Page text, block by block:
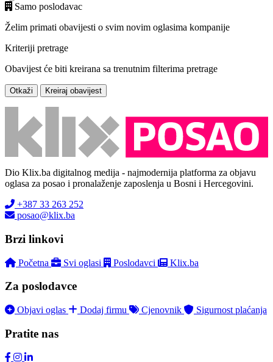
Samo poslodavac
Želim primati obavijesti o svim novim oglasima kompanije
Kriteriji pretrage
Obavijest će biti kreirana sa trenutnim filterima pretrage
Otkaži Kreiraj obavijest
Dio Klix.ba digitalnog medija - najmodernija platforma za objavu
oglasa za posao i pronalaženje zaposlenja u Bosni i Hercegovini.
+387 33 263 252
posao@klix.ba
Brzi linkovi
Početna Svi oglasi Poslodavci Klix.ba
Za poslodavce
Objavi oglas Dodaj firmu Cjenovnik Sigurnost plaćanja
Pratite nas